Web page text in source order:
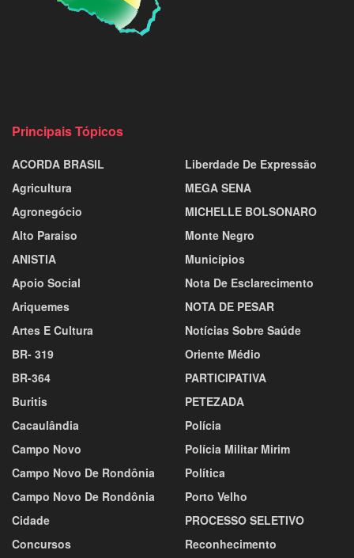
Principais Tópicos
ACORDA BRASIL
Agricultura
Agronegócio
Alto Paraiso
ANISTIA
Apoio Social
Ariquemes
Artes E Cultura
BR- 319
BR-364
Buritis
Cacaulândia
Campo Novo
Campo Novo De Rondônia
Campo Novo De Rondônia
Cidade
Concursos
Liberdade De Expressão
MEGA SENA
MICHELLE BOLSONARO
Monte Negro
Municípios
Nota De Esclarecimento
NOTA DE PESAR
Notícias Sobre Saúde
Oriente Médio
PARTICIPATIVA
PETEZADA
Polícia
Polícia Militar Mirim
Política
Porto Velho
PROCESSO SELETIVO
Reconhecimento